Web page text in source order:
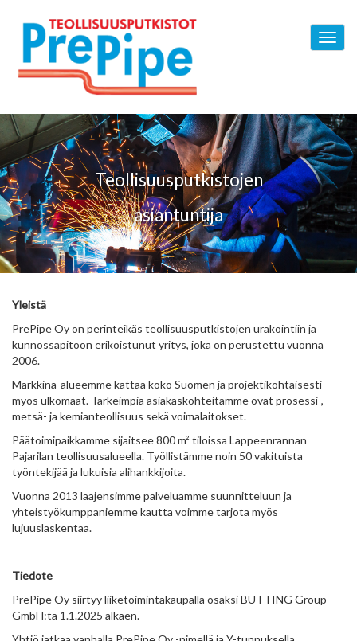
pääsisältöön
Teollisuusputkistojen
asiantuntija
Yleistä
PrePipe Oy on perinteikäs teollisuusputkistojen urakointiin ja
kunnossapitoon erikoistunut yritys, joka on perustettu vuonna
2006.
Markkina-alueemme kattaa koko Suomen ja projektikohtaisesti
myös ulkomaat. Tärkeimpiä asiakaskohteitamme ovat prosessi-,
metsä- ja kemianteollisuus sekä voimalaitokset.
Päätoimipaikkamme sijaitsee 800 m² tiloissa Lappeenrannan
Pajarilan teollisuusalueella. Työllistämme noin 50 vakituista
työntekijää ja lukuisia alihankkijoita.
Vuonna 2013 laajensimme palveluamme suunnitteluun ja
yhteistyökumppaniemme kautta voimme tarjota myös
lujuuslaskentaa.
Tiedote
PrePipe Oy siirtyy liiketoimintakaupalla osaksi BUTTING Group
GmbH:ta 1.1.2025 alkaen.